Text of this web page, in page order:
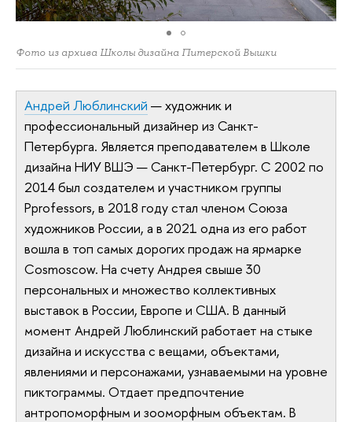
Фото из архива Школы дизайна Питерской Вышки
Андрей Люблинский — художник и
профессиональный дизайнер из Санкт-
Петербурга. Является преподавателем в Школе
дизайна НИУ ВШЭ — Санкт-Петербург. С 2002 по
2014 был создателем и участником группы
Pprofessors, в 2018 году стал членом Союза
художников России, а в 2021 одна из его работ
вошла в топ самых дорогих продаж на ярмарке
Cosmoscow. На счету Андрея свыше 30
персональных и множество коллективных
выставок в России, Европе и США. В данный
момент Андрей Люблинский работает на стыке
дизайна и искусства с вещами, объектами,
явлениями и персонажами, узнаваемыми на уровне
пиктограммы. Отдает предпочтение
антропоморфным и зооморфным объектам. В